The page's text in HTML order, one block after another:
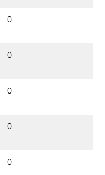
0
0
0
0
0